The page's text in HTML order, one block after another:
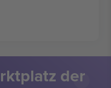
der